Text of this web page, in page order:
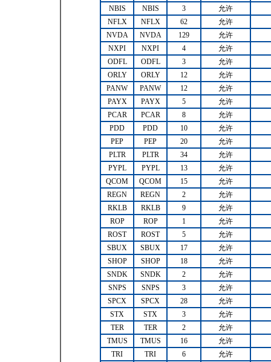
NBIS
NBIS 3
允许
NFLX
NFLX 62
允许
NVDA
NVDA 129
允许
NXPI
NXPI 4
允许
ODFL
ODFL 3
允许
ORLY
ORLY 12
允许
PANW
PANW 12
允许
PAYX
PAYX 5
允许
PCAR
PCAR 8
允许
PDD
PDD 10
允许
PEP
PEP 20
允许
PLTR
PLTR 34
允许
PYPL
PYPL 13
允许
QCOM
QCOM 15
允许
REGN
REGN 2
允许
RKLB
RKLB 9
允许
ROP
ROP 1
允许
ROST
ROST 5
允许
SBUX
SBUX 17
允许
SHOP
SHOP 18
允许
SNDK
SNDK 2
允许
SNPS
SNPS 3
允许
SPCX
SPCX 28
允许
STX
STX 3
允许
TER
TER 2
允许
TMUS
TMUS 16
允许
TRI
TRI 6
允许